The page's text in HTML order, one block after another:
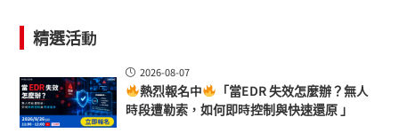
精選活動
2026-08-07
熱烈報名中
「當EDR 失效怎麼辦？無人
時段遭勒索，如何即時控制與快速還原 」